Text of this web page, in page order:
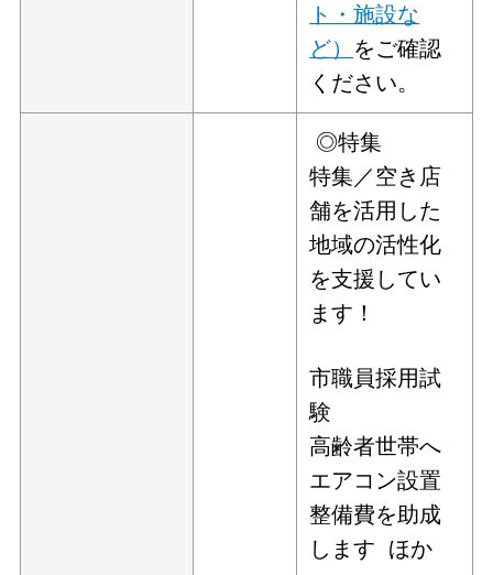
ト・施設な
ど） をご確認
ください。
◎特集
特集／空き店
舗を活用した
地域の活性化
を支援してい
ます！
市職員採用試
験
高齢者世帯へ
エアコン設置
整備費を助成
します ほか